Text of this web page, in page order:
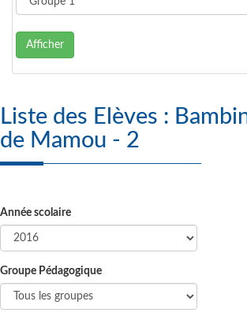
Afficher
Liste des Elèves : Bambino Emmaüs
de Mamou - 2
Année scolaire
Groupe Pédagogique